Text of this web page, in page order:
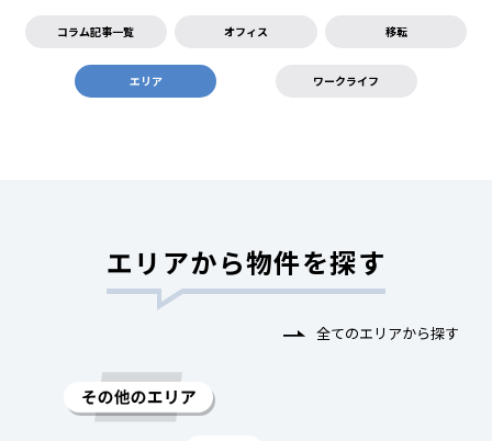
コラム記事一覧 オフィス 移転
エリア ワークライフ
エリアから物件を探す
全てのエリアから探す